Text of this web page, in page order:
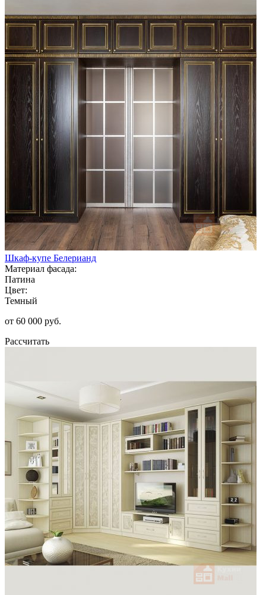
Шкаф-купе Белерианд
Материал фасада:
Патина
Цвет:
Темный
от 60 000 руб.
Рассчитать